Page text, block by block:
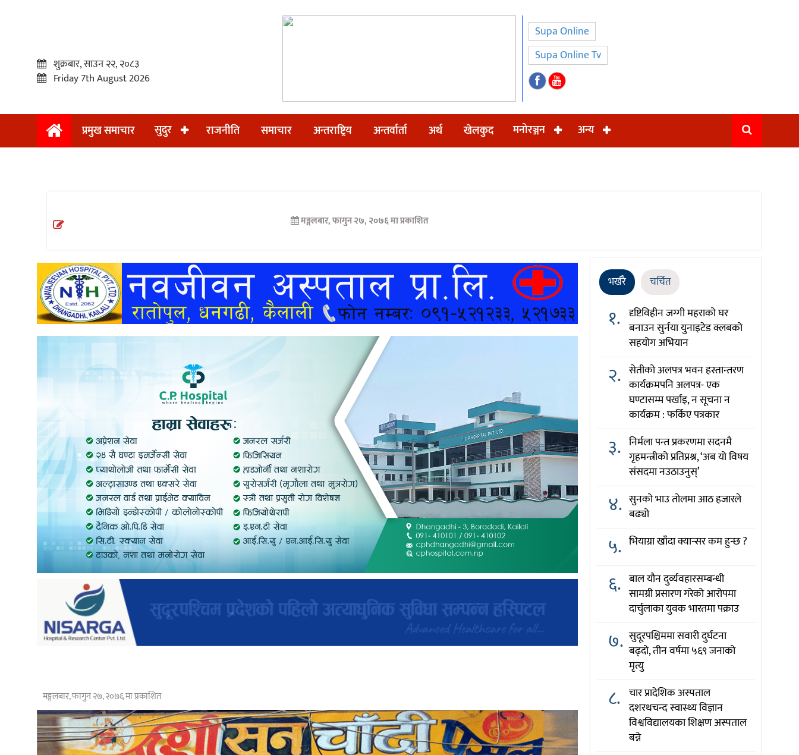
प्रमुख
अन्तराष्ट्रिय
अन्तर्वार्ता
खेलकुद
शुक्रबार, साउन २२, २०८३
Friday 7th August 2026
Supa Online
Supa Online Tv
प्रमुख समाचार सुदुर राजनीति समाचार अन्तराष्ट्रिय अन्तर्वार्ता अर्थ खेलकुद मनोरञ्जन अन्य
मङ्गलबार, फागुन २७, २०७६ मा प्रकाशित
मङ्गलबार, फागुन २७, २०७६ मा प्रकाशित
भर्खरै चर्चित
१. दृष्टिविहीन जग्गी महराको घर
बनाउन सुर्नया युनाइटेड क्लबको
सहयोग अभियान
२. सेतीको अलपत्र भवन हस्तान्तरण
कार्यक्रमपनि अलपत्र- एक
घण्टासम्म पर्खाइ, न सूचना न
कार्यक्रम : फर्किए पत्रकार
३. निर्मला पन्त प्रकरणमा सदनमै
गृहमन्त्रीको प्रतिप्रश्न, ‘अब यो विषय
संसदमा नउठाउनुस्’
४. सुनको भाउ तोलमा आठ हजारले
बढ्यो
५. भियाग्रा खाँदा क्यान्सर कम हुन्छ ?
६. बाल यौन दुर्व्यवहारसम्बन्धी
सामग्री प्रसारण गरेको आरोपमा
दार्चुलाका युवक भारतमा पक्राउ
७. सुदूरपश्चिममा सवारी दुर्घटना
बढ्दो, तीन वर्षमा ५६९ जनाको
मृत्यु
८. चार प्रादेशिक अस्पताल
दशरथचन्द स्वास्थ्य विज्ञान
विश्वविद्यालयका शिक्षण अस्पताल
बन्ने